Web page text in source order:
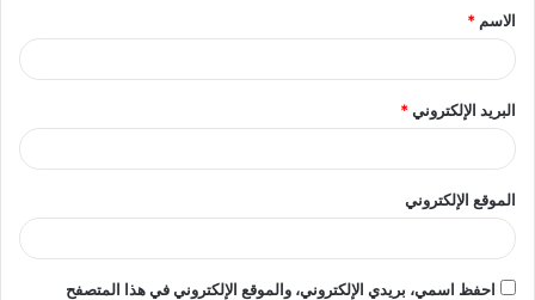
*
الاسم *
البريد الإلكتروني*
الموقع الإلكتروني
احفظ اسمي، بريدي الإلكتروني، والموقع الإلكتروني في هذا المتصفح